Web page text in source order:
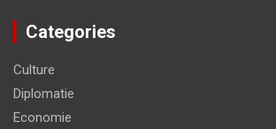
Categories
Culture
Diplomatie
Economie